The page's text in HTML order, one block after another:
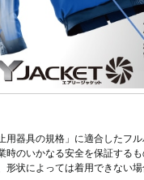
用器具の規格」に適合したフ
時のいかなる安全を保証するも
形状によっては着用できない